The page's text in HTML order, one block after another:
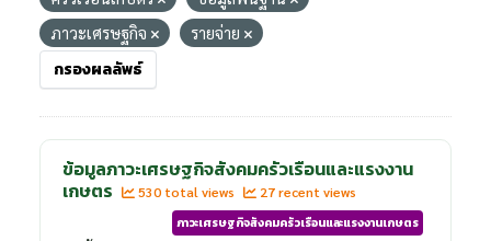
ภาวะเศรษฐกิจ
รายจ่าย
กรองผลลัพธ์
ข้อมูลภาวะเศรษฐกิจสังคมครัวเรือนและแรงงาน
เกษตร
530 total views
27 recent views
ภาวะเศรษฐกิจสังคมครัวเรือนและแรงงานเกษตร